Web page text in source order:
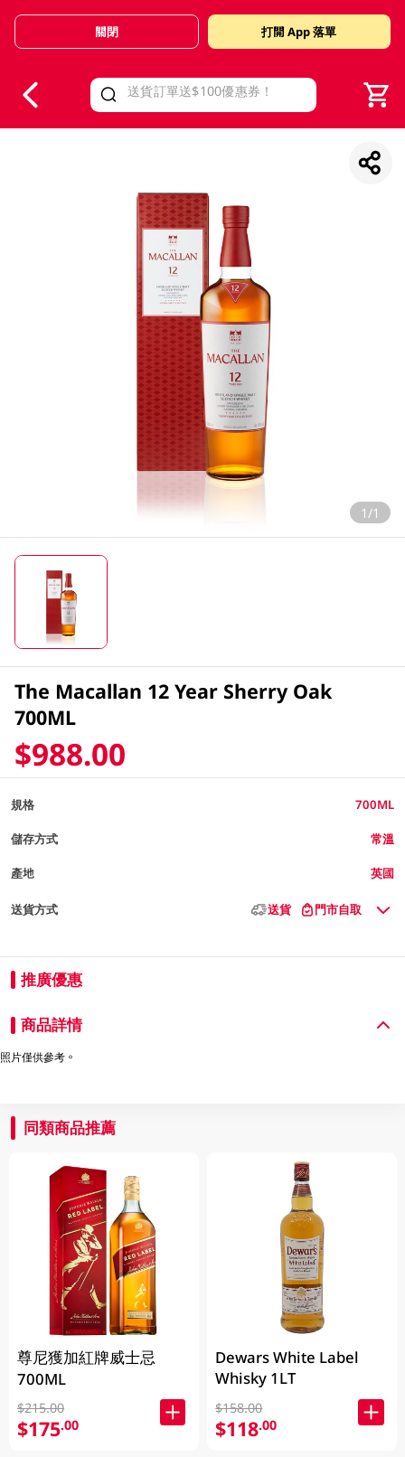
Valid Until 30 June 2026
關閉 打開 App 落單
1/1
The Macallan 12 Year Sherry Oak
700ML
$988.00
規格 700ML
儲存方式 常溫
產地 英國
送貨方式 送貨 門市自取
推廣優惠
商品詳情
照片僅供參考。
同類商品推薦
尊尼獲加紅牌威士忌
700ML
$215.00
$175.00
Dewars White Label
Whisky 1LT
$158.00
$118.00